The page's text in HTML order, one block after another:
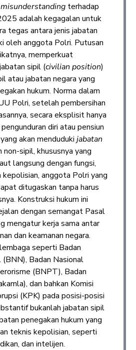
misunderstanding terhadap
adalah kegagalan untuk
tegas antara jenis jabatan
oleh anggota Polri. Putusan
memperkuat
sipil (civilian position)
atau jabatan negara yang
hukum. Norma dalam
Polri, setelah pembersihan
secara eksplisit hanya
diri atau pensiun
akan menduduki jabatan
non-sipil, khususnya yang
langsung dengan fungsi,
kepolisian, anggota Polri yang
ditugaskan tanpa harus
Konstruksi hukum ini
dengan semangat Pasal
mengatur kerja sama antar
dan keamanan negara.
seperti Badan
Badan Nasional
(BNPT), Badan
dan bahkan Komisi
(KPK) pada posisi-posisi
bukanlah jabatan sipil
penegakan hukum yang
teknis kepolisian, seperti
dan intelijen.